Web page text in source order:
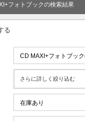
フォトブックの検索結果
る
さらに詳しく絞り込む